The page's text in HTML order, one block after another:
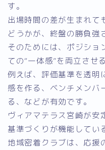
す。
出場時間の差が生まれて
どうかが、終盤の勝負強
そのためには、ポジショ
ての“一体感”を両立させ
例えば、評価基準を透明
感を作る、ベンチメンバ
る、などが有効です。
ヴィアマテラス宮崎が安
基準づくりが機能してい
地域密着クラブは、応援